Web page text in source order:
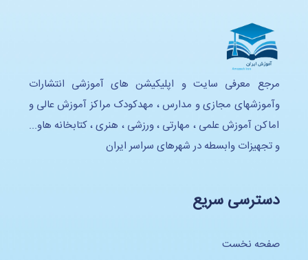
مرجع معرفی سایت و اپلیکیشن های آموزشی انتشارات
وآموزشهای مجازی و مدارس ، مهدکودک مراکز آموزش عالی و
اماکن آموزش علمی ، مهارتی ، ورزشی ، هنری ، کتابخانه هاو...
و تجهیزات وابسطه در شهرهای سراسر ایران
دسترسی سریع
صفحه نخست